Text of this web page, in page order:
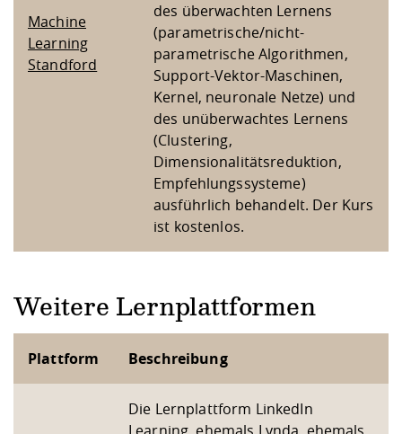
Machine
Learning
Standford
des überwachten Lernens
(parametrische/nicht-
parametrische Algorithmen,
Support-Vektor-Maschinen,
Kernel, neuronale Netze) und
des unüberwachtes Lernens
(Clustering,
Dimensionalitätsreduktion,
Empfehlungssysteme)
ausführlich behandelt. Der Kurs
ist kostenlos.
Weitere Lernplattformen
Plattform Beschreibung
Die Lernplattform LinkedIn